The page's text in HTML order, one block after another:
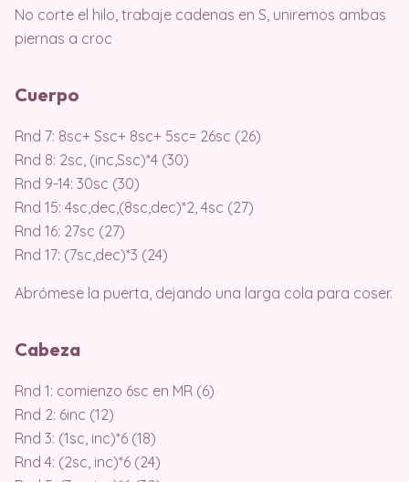
No corte el hilo, trabaje cadenas en S, uniremos ambas
piernas a croc
Cuerpo
Rnd 7: 8sc+ Ssc+ 8sc+ 5sc= 26sc (26)
Rnd 8: 2sc, (inc,Ssc)*4 (30)
Rnd 9-14: 30sc (30)
Rnd 15: 4sc,dec,(8sc,dec)*2, 4sc (27)
Rnd 16: 27sc (27)
Rnd 17: (7sc,dec)*3 (24)
Abrómese la puerta, dejando una larga cola para coser.
Cabeza
Rnd 1: comienzo 6sc en MR (6)
Rnd 2: 6inc (12)
Rnd 3: (1sc, inc)*6 (18)
Rnd 4: (2sc, inc)*6 (24)